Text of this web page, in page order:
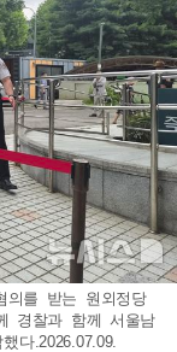
의를 받는 원외정당
경찰과 함께 서울남
다.2026.07.09.